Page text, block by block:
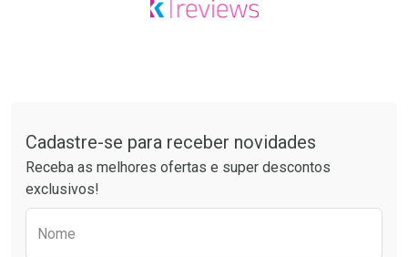
Cadastre-se para receber novidades
Receba as melhores ofertas e super descontos
exclusivos!
Nome